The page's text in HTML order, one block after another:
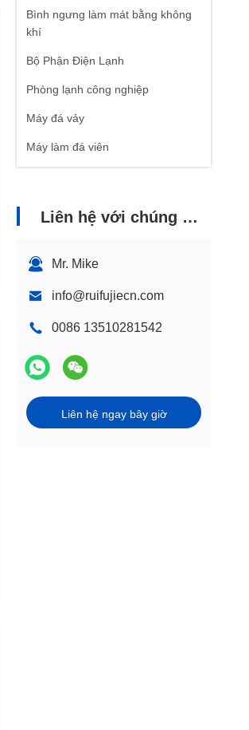
Bình ngưng làm mát bằng không
khí
Bộ Phận Điện Lạnh
Phòng lạnh công nghiệp
Máy đá vảy
Máy làm đá viên
Liên hệ với chúng tôi
Mr. Mike
info@ruifujiecn.com
0086 13510281542
Liên hệ ngay bây giờ